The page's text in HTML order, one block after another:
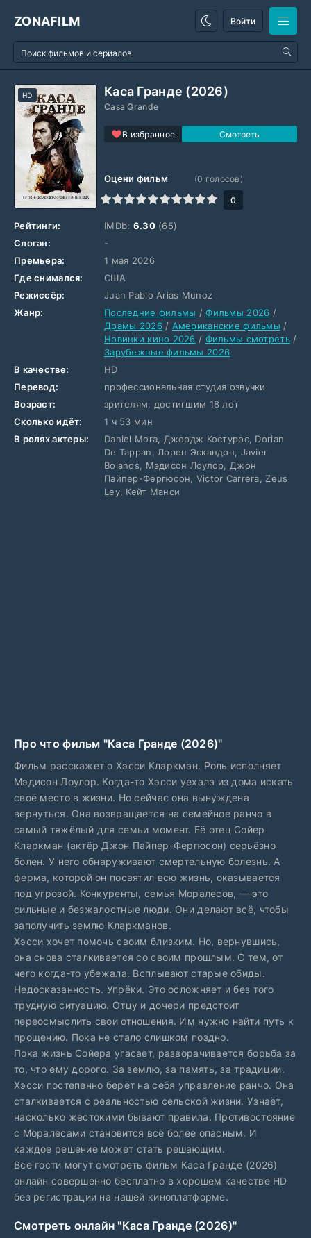
ZONAFILM Войти
Каса Гранде (2026)
Casa Grande
В избранное
HD
Оцени фильм
1
2 3 4 5 7 8 9 10
(0 голосов)
0
Рейтинги: IMDb: 6.30(65)
Слоган:
-
Премьера:
1 мая 2026
Где снимался:
США
Режиссёр:
Juan Pablo Arias Munoz
Жанр:
Последние фильмы /Фильмы 2026 /
Драмы 2026/ Американские фильмы /
Новинки кино 2026 / Фильмы смотреть/
Зарубежные фильмы 2026
В качестве:
HD
Перевод:
профессиональная студия озвучки
Возраст:
зрителям, достигшим 18 лет
Сколько идёт:
1 ч 53 мин
В ролях актеры:
Daniel Mora, Джордж Костурос, Dorian
De Tappan, Лорен Эскандон, Javier
Bolanos, Мэдисон Лоулор, Джон
Пайпер-Фергюсон, Victor Carrera, Zeus
Ley, Кейт Манси
Про что фильм "Каса Гранде (2026)"
Фильм расскажет о Хэсси Кларкман. Роль исполняет
Мэдисон Лоулор. Когда-то Хэсси уехала из дома искать
своё место в жизни. Но сейчас она вынуждена
вернуться. Она возвращается на семейное ранчо в
самый тяжёлый для семьи момент. Её отец Сойер
Кларкман (актёр Джон Пайпер-Фергюсон) серьёзно
болен. У него обнаруживают смертельную болезнь. А
ферма, которой он посвятил всю жизнь, оказывается
под угрозой. Конкуренты, семья Моралесов, — это
сильные и безжалостные люди. Они делают всё, чтобы
заполучить землю Кларкманов.
Хэсси хочет помочь своим близким. Но, вернувшись,
она снова сталкивается со своим прошлым. С тем, от
чего когда-то убежала. Всплывают старые обиды.
Недосказанность. Упрёки. Это осложняет и без того
трудную ситуацию. Отцу и дочери предстоит
переосмыслить свои отношения. Им нужно найти путь к
прощению. Пока не стало слишком поздно.
Пока жизнь Сойера угасает, разворачивается борьба за
то, что ему дорого. За землю, за память, за традиции.
Хэсси постепенно берёт на себя управление ранчо. Она
сталкивается с реальностью сельской жизни. Узнаёт,
насколько жестокими бывают правила. Противостояние
с Моралесами становится всё более опасным. И
каждое решение может стать решающим.
Все гости могут смотреть фильм Каса Гранде (2026)
онлайн совершенно бесплатно в хорошем качестве HD
без регистрации на нашей киноплатформе.
Смотреть онлайн "Каса Гранде (2026)"